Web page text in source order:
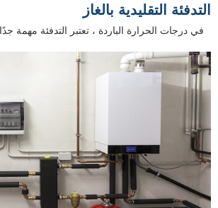
التدفئة التقليدية بالغاز
في درجات الحرارة الباردة ، تعتبر التدفئة مهمة